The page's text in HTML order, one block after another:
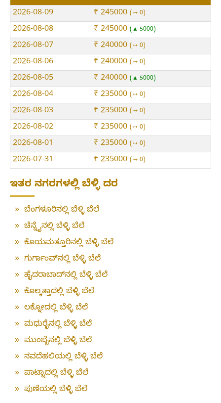
2026-08-09
₹ 245000 ⇿ 0
2026-08-08 ₹ 245000 ▲ 5000
2026-08-07 ₹ 240000 ⇿ 0
2026-08-06 ₹ 240000 ⇿ 0
2026-08-05 ₹ 240000 ▲ 5000
2026-08-04 ₹ 235000 ⇿ 0
2026-08-03 ₹ 235000 ⇿ 0
2026-08-02 ₹ 235000 ⇿ 0
2026-08-01 ₹ 235000 ⇿ 0
2026-07-31 ₹ 235000 ⇿ 0
ಇತರ ನಗರಗಳಲ್ಲಿ ಬೆಳ್ಳಿ ದರ
» ಬೆಂಗಳೂರಿನಲ್ಲಿ ಬೆಳ್ಳಿ ಬೆಲೆ
» ಚೆನ್ನೈನಲ್ಲಿ ಬೆಳ್ಳಿ ಬೆಲೆ
» ಕೊಯಮತ್ತೂರಿನಲ್ಲಿ ಬೆಳ್ಳಿ ಬೆಲೆ
» ಗುರ್ಗಾಂವ್‌ನಲ್ಲಿ ಬೆಳ್ಳಿ ಬೆಲೆ
» ಹೈದರಾಬಾದ್‌ನಲ್ಲಿ ಬೆಳ್ಳಿ ಬೆಲೆ
» ಕೊಲ್ಕತ್ತಾದಲ್ಲಿ ಬೆಳ್ಳಿ ಬೆಲೆ
» ಲಕ್ನೋದಲ್ಲಿ ಬೆಳ್ಳಿ ಬೆಲೆ
» ಮಧುರೈನಲ್ಲಿ ಬೆಳ್ಳಿ ಬೆಲೆ
» ಮುಂಬೈನಲ್ಲಿ ಬೆಳ್ಳಿ ಬೆಲೆ
» ನವದೆಹಲಿಯಲ್ಲಿ ಬೆಳ್ಳಿ ಬೆಲೆ
» ಪಾಟ್ನಾದಲ್ಲಿ ಬೆಳ್ಳಿ ಬೆಲೆ
» ಪುಣೆಯಲ್ಲಿ ಬೆಳ್ಳಿ ಬೆಲೆ